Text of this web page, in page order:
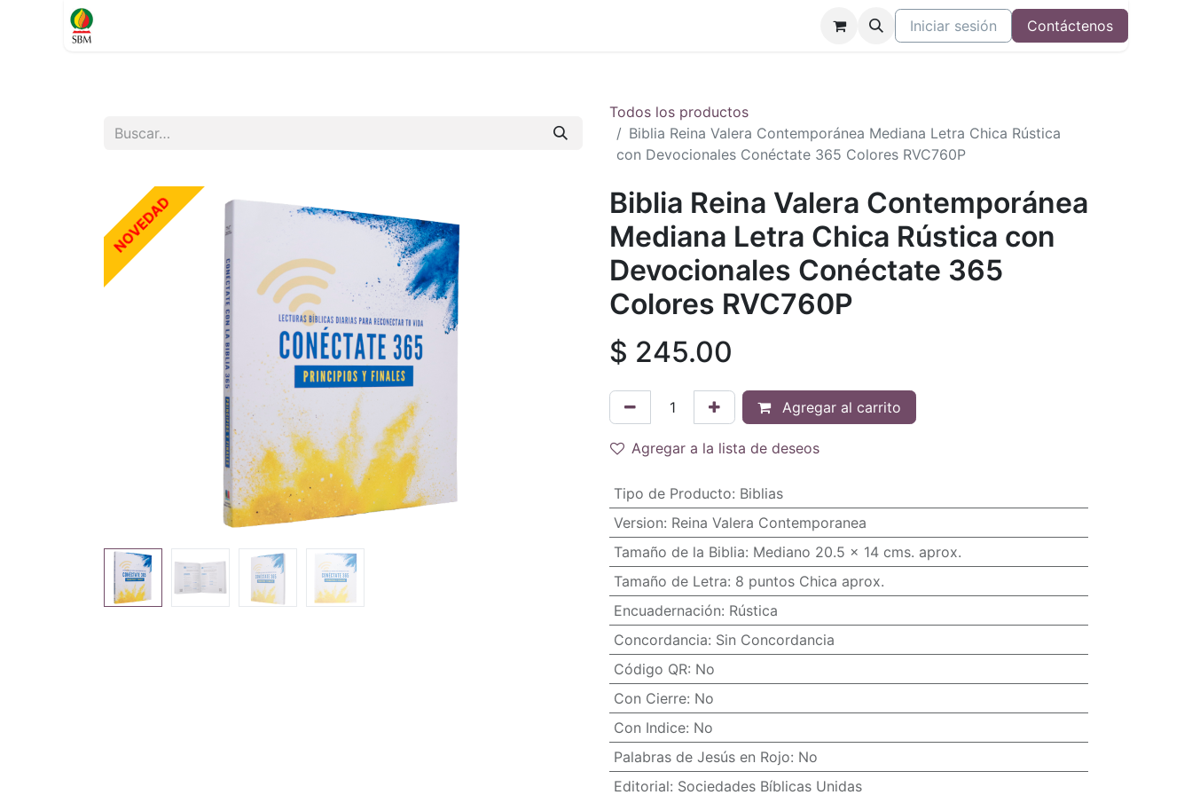
Iniciar sesión Contáctenos
Todos los productos
Biblia Reina Valera Contemporánea Mediana Letra Chica Rústica
con Devocionales Conéctate 365 Colores RVC760P
NOVEDAD
Biblia Reina Valera Contemporánea
Mediana Letra Chica Rústica con
Devocionales Conéctate 365
Colores RVC760P
$ 245.00
Agregar al carrito
Agregar a la lista de deseos
Tipo de Producto: Biblias
Version: Reina Valera Contemporanea
Tamaño de la Biblia: Mediano 20.5 x 14 cms. aprox.
Tamaño de Letra: 8 puntos Chica aprox.
Encuadernación: Rústica
Concordancia: Sin Concordancia
Código QR: No
Con Cierre: No
Con Indice: No
Palabras de Jesús en Rojo: No
Editorial: Sociedades Bíblicas Unidas